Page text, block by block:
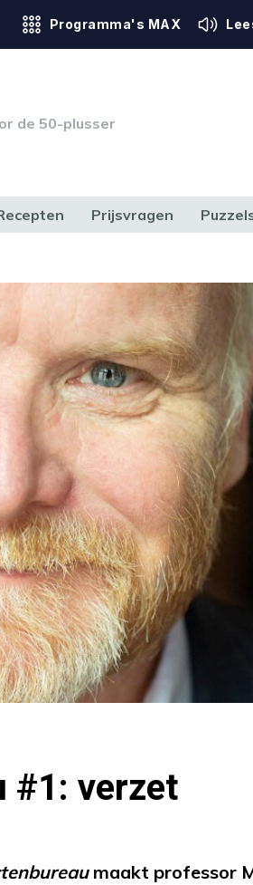
Programma's MAX
de 50-plusser
Prijsvragen
#1: verzet
maakt professor